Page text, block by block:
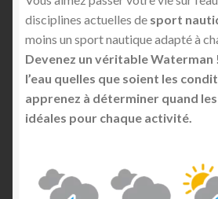
disciplines actuelles de sport
moins un sport nautique adapté à
Devenez un véritable Waterman
l’eau quelles que soient les
apprenez à déterminer quand
idéales pour chaque activité.